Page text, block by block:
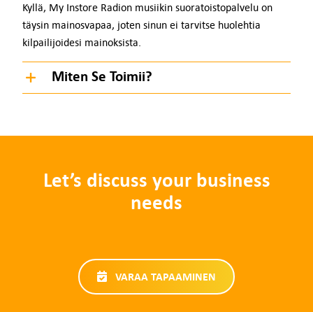
Kyllä, My Instore Radion musiikin suoratoistopalvelu on
täysin mainosvapaa, joten sinun ei tarvitse huolehtia
kilpailijoidesi mainoksista.
Miten Se Toimii?
Let’s discuss your business
needs
VARAA TAPAAMINEN